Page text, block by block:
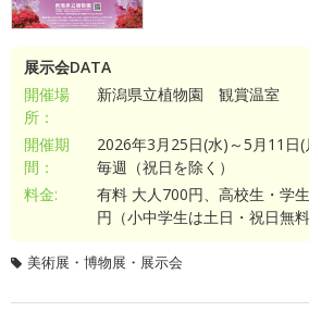
展示会DATA
開催場
所：
新潟県立植物園 観賞温室
開催期
間：
2026年3月25日(水)～5月11日
毎週（祝日を除く）
料金:
有料 大人700円、高校生・学
円（小中学生は土日・祝日無料
美術展・博物展・展示会